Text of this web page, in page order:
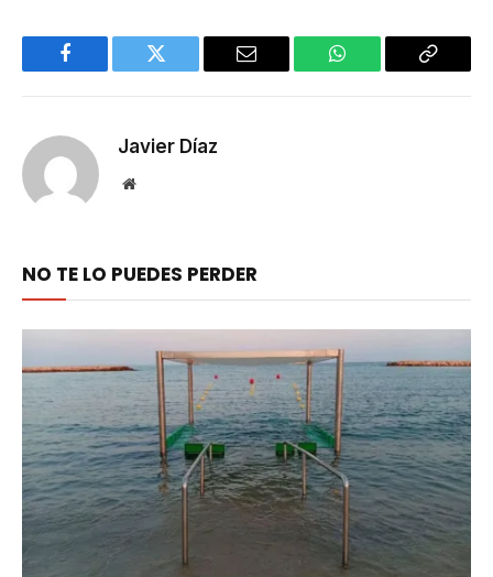
Facebook Twitter Email WhatsApp Copy
Javier Díaz
Website
NO TE LO PUEDES PERDER